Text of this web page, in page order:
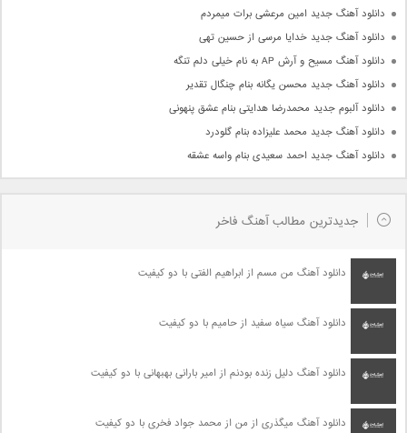
دانلود آهنگ جدید امین مرعشی برات میمردم
دانلود آهنگ جدید خدایا مرسی از حسین تهی
دانلود آهنگ مسیح و آرش AP به نام خیلی دلم تنگه
دانلود آهنگ جدید محسن یگانه بنام چنگال تقدیر
دانلود آلبوم جدید محمدرضا هدایتی بنام عشق پنهونی
دانلود آهنگ جدید محمد علیزاده بنام گلودرد
دانلود آهنگ جدید احمد سعیدی بنام واسه عشقه
جدیدترین مطالب آهنگ فاخر
دانلود آهنگ من مسم از ابراهیم الفتی با دو کیفیت
دانلود آهنگ سیاه سفید از حامیم با دو کیفیت
دانلود آهنگ دلیل زنده بودنم از امیر بارانی بهبهانی با دو کیفیت
دانلود آهنگ میگذری از من از محمد جواد فخری با دو کیفیت